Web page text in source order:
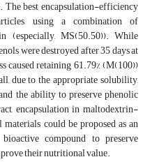
best encapsulation-efficiency
using a combination of
(especially, MS(50.50)). While
were destroyed after 35 days at
caused retaining 61.79% (M(100))
due to the appropriate solubility,
the ability to preserve phenolic
encapsulation in maltodextrin-
could be proposed as an
compound to preserve
their nutritional value.